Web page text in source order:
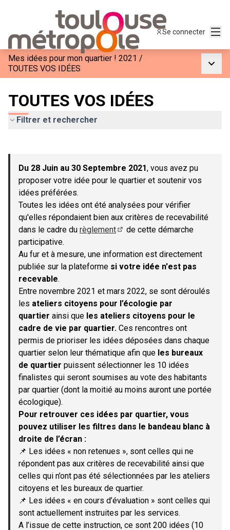
Se connecter
Mes idées pour mon quartier ! 2021 /
TOUTES VOS IDÉES
TOUTES VOS IDÉES
Filtrer et rechercher
−
Du 28 Juin au 30 Septembre 2021, vous avez pu
proposer votre idée pour le quartier et soutenir vos
idées préférées.
Toutes les idées ont été analysées pour vérifier
qu'elles répondaient bien aux critères de recevabilité
dans le cadre du règlement
de cette démarche
participative.
Au fur et à mesure, une information est directement
publiée sur la plateforme si votre idée n'est pas
recevable.
Entre novembre 2021 et mars 2022, se sont déroulés
les ateliers citoyens pour l’écologie par
quartier ainsi que les ateliers citoyens pour le
cadre de vie par quartier. Ces rencontres ont
permis de prioriser les idées déposées dans chaque
quartier selon leur thématique afin que les bureaux
de quartier puissent sélectionner les 10 idées
finalistes qui seront soumises au vote des habitants
par quartier (dont la moitié au moins auront une portée
écologique).
Pour retrouver ces idées par quartier, vous
pouvez utiliser les filtres dans le bandeau blanc à
droite de l’écran :
📌 Les idées « non retenues », sont celles qui ne
répondent pas aux critères de recevabilité ainsi que
celles qui n’ont pas été sélectionnées par les ateliers
citoyens et les bureaux de quartier.
📌 Les idées « en cours d’évaluation » sont celles qui
sont actuellement instruites par les services.
A l’issue de cette instruction, ce sont 200 idées (10